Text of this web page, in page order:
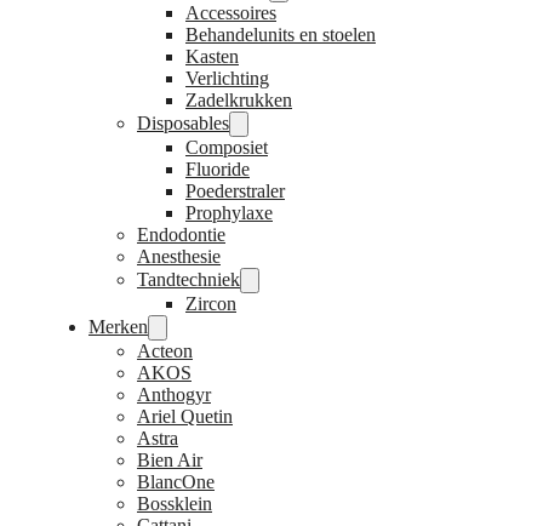
Accessoires
Behandelunits en stoelen
Kasten
Verlichting
Zadelkrukken
Disposables
Composiet
Fluoride
Poederstraler
Prophylaxe
Endodontie
Anesthesie
Tandtechniek
Zircon
Merken
Acteon
AKOS
Anthogyr
Ariel Quetin
Astra
Bien Air
BlancOne
Bossklein